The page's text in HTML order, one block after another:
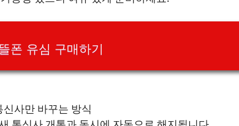
폰 유심 구매하기
사만 바꾸는 방식